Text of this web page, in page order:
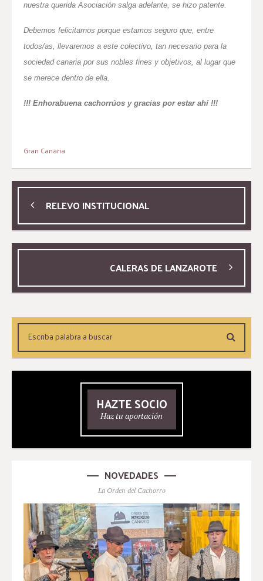
nuestra querida Asociación salga adelante, se hizo patente.
Debemos felicitarnos porque estamos seguro que, entre
todos/as, llevaremos a este colectivo, tan necesario para la
sociedad canaria por sus nobles fines y objetivos, al lugar que
se merece dentro de ella.
!!! Enhorabuena cachorrúos y gracias por estar ahí !!!
Gran Canaria
RELEVO INSTITUCIONAL
CALERAS DE LANZAROTE
HAZTE SOCIO
Haz tu aportación
NOVEDADES
La Orden del Cachorro